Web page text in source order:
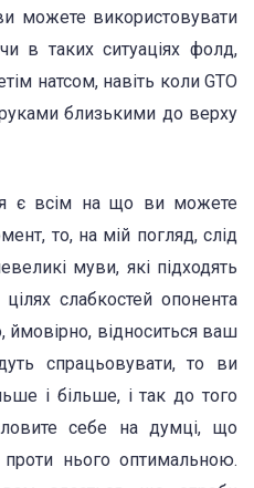
можете використовувати
в таких ситуаціях фолд,
натсом, навіть коли GTO
близькими до верху
є всім на що ви можете
то, на мій погляд, слід
муви, які підходять
слабкостей опонента
ймовірно, відноситься ваш
спрацьовувати, то ви
і більше, і так до того
себе на думці, що
проти нього оптимальною.